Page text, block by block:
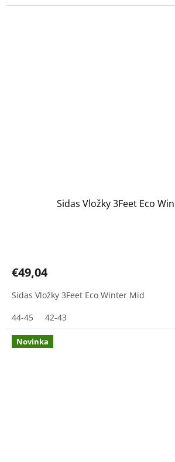
Sidas Vložky 3Feet Eco
€49,04
Sidas Vložky 3Feet Eco Winter Mid
44-45
42-43
Novinka